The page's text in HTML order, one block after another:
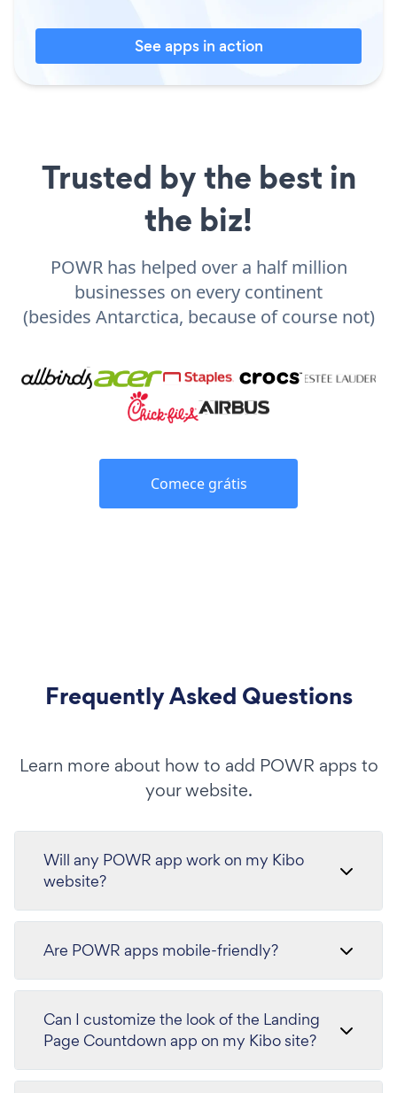
See apps in action
Trusted by the best in
the biz!
POWR has helped over a half million
businesses on every continent
(besides Antarctica, because of course not)
Comece grátis
Frequently Asked Questions
Learn more about how to add POWR apps to
your website.
Will any POWR app work on my Kibo
website?
Are POWR apps mobile-friendly?
Can I customize the look of the Landing
Page Countdown app on my Kibo site?